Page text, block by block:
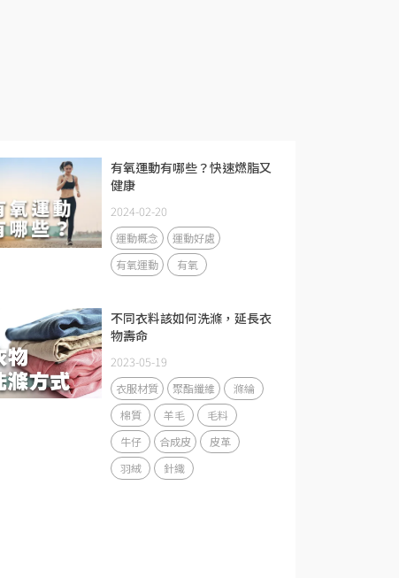
有氧運動有哪些？快速燃脂又
健康
2024-02-20
運動概念
運動好處
有氧運動
有氧
不同衣料該如何洗滌，延長衣
物壽命
2023-05-19
衣服材質 聚酯纖維
滌綸
棉質
羊毛
毛料
牛仔
合成皮
皮革
羽絨
針織